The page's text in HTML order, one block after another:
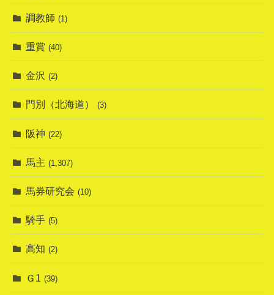
調教師 (1)
重賞 (40)
金沢 (2)
門別（北海道） (3)
阪神 (22)
馬主 (1,307)
馬券研究会 (10)
騎手 (5)
高知 (2)
Ｇ1 (39)